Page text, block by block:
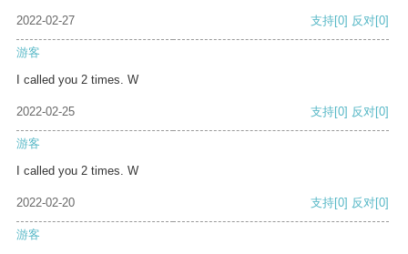
2022-02-27 支持[0] 反对[0]
游客
I called you 2 times. W
2022-02-25 支持[0] 反对[0]
游客
I called you 2 times. W
2022-02-20 支持[0] 反对[0]
游客